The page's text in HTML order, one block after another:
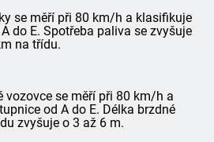
se měří při 80 km/h a klasifikuje
do E. Spotřeba paliva se zvyšuje
na třídu.
vozovce se měří při 80 km/h a
od A do E. Délka brzdné
zvyšuje o 3 až 6 m.